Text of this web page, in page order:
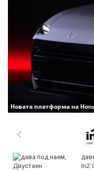
Новата платформа на
m2